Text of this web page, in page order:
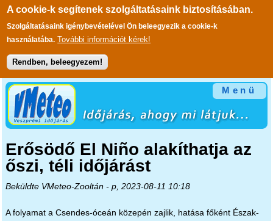
A cookie-k segítenek szolgáltatásaink biztosításában.
Szolgáltatásaink igénybevételével Ön beleegyezik a cookie-k
használatába. További információt kérek!
Rendben, beleegyezem!
Ugrás a tartalomra
Menü
Erősödő El Niño alakíthatja az
őszi, téli időjárást
Beküldte VMeteo-Zooltán- p, 2023-08-11 10:18
A folyamat a Csendes-óceán közepén zajlik, hatása főként Észak-